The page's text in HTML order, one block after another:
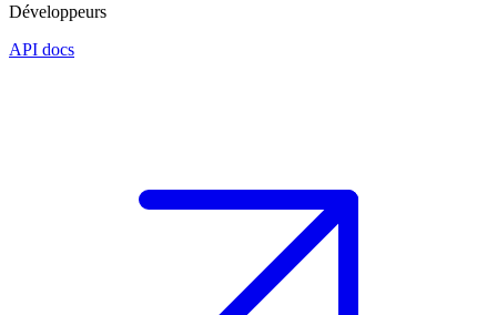
Développeurs
API docs